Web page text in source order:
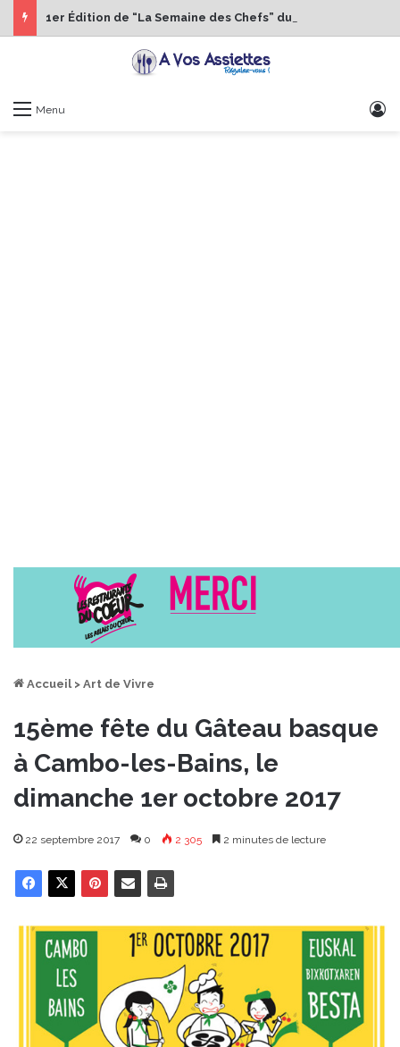
Menu
Accueil > Art de Vivre
15ème fête du Gâteau basque
à Cambo-les-Bains, le
dimanche 1er octobre 2017
22 septembre 2017 0 2 305 2 minutes de lecture